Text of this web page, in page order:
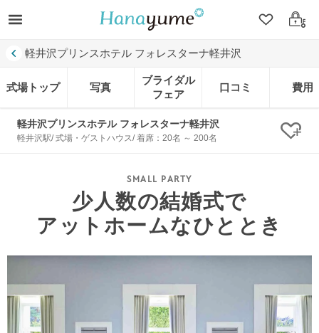
クリップ
ログ
軽井沢プリンスホテル フォレスターナ軽井沢
式場トップ 写真
ブライダル
フェア
口コミ 費用
軽井沢プリンスホテル フォレスターナ軽井沢
軽井沢駅/ 式場・ゲストハウス/ 着席：20名 ～ 200名 ク
少人数の結婚式で
アットホームなひととき